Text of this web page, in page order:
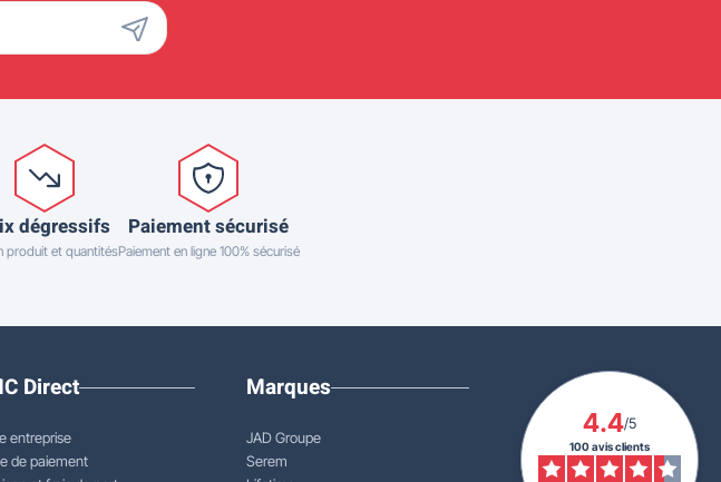
dégressifs
produit et quantités
Paiement sécurisé
Paiement en ligne 100% sécurisé
Direct
entreprise
de paiement
Marques
JAD Groupe
Serem
4.4/5
100 avis clients